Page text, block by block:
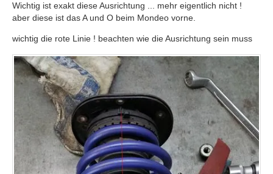
Wichtig ist exakt diese Ausrichtung ... mehr eigentlich nicht !
aber diese ist das A und O beim Mondeo vorne.
wichtig die rote Linie ! beachten wie die Ausrichtung sein muss